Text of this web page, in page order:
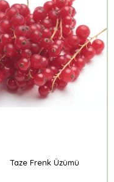
Taze Frenk Üzümü